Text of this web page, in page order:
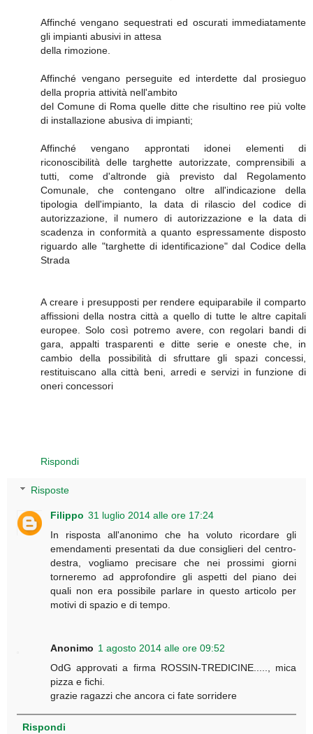
Affinché vengano sequestrati ed oscurati immediatamente
gli impianti abusivi in attesa
della rimozione.
Affinché vengano perseguite ed interdette dal prosieguo
della propria attività nell'ambito
del Comune di Roma quelle ditte che risultino ree più volte
di installazione abusiva di impianti;
Affinché vengano approntati idonei elementi di
riconoscibilità delle targhette autorizzate, comprensibili a
tutti, come d'altronde già previsto dal Regolamento
Comunale, che contengano oltre all'indicazione della
tipologia dell'impianto, la data di rilascio del codice di
autorizzazione, il numero di autorizzazione e la data di
scadenza in conformità a quanto espressamente disposto
riguardo alle "targhette di identificazione" dal Codice della
Strada
A creare i presupposti per rendere equiparabile il comparto
affissioni della nostra città a quello di tutte le altre capitali
europee. Solo così potremo avere, con regolari bandi di
gara, appalti trasparenti e ditte serie e oneste che, in
cambio della possibilità di sfruttare gli spazi concessi,
restituiscano alla città beni, arredi e servizi in funzione di
oneri concessori
Rispondi
Risposte
Filippo 31 luglio 2014 alle ore 17:24
In risposta all'anonimo che ha voluto ricordare gli
emendamenti presentati da due consiglieri del centro-
destra, vogliamo precisare che nei prossimi giorni
torneremo ad approfondire gli aspetti del piano dei
quali non era possibile parlare in questo articolo per
motivi di spazio e di tempo.
Anonimo 1 agosto 2014 alle ore 09:52
OdG approvati a firma ROSSIN-TREDICINE....., mica
pizza e fichi.
grazie ragazzi che ancora ci fate sorridere
Rispondi